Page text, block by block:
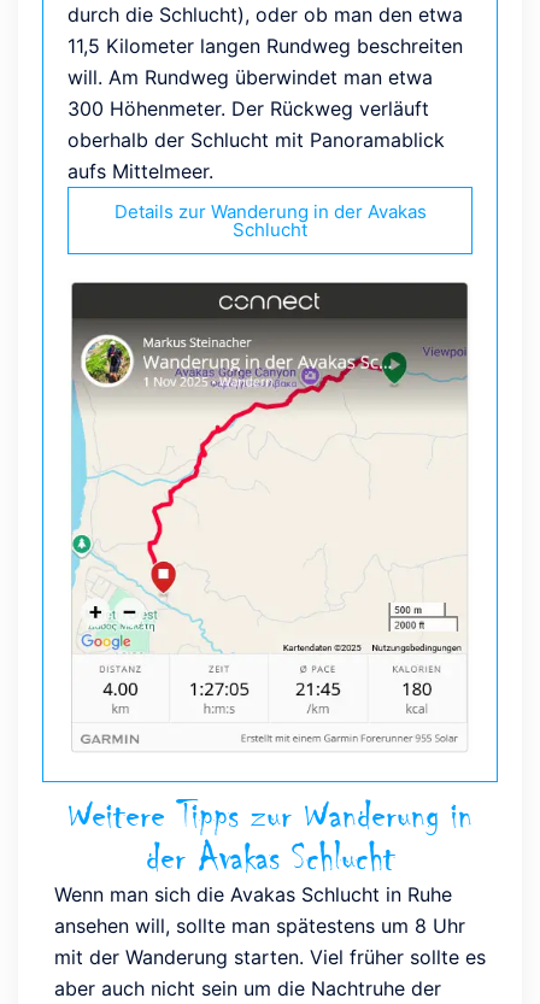
durch die Schlucht), oder ob man den etwa
11,5 Kilometer langen Rundweg beschreiten
will. Am Rundweg überwindet man etwa
300 Höhenmeter. Der Rückweg verläuft
oberhalb der Schlucht mit Panoramablick
aufs Mittelmeer.
Details zur Wanderung in der Avakas
Schlucht
Weitere Tipps zur Wanderung in
der Avakas Schlucht
Wenn man sich die Avakas Schlucht in Ruhe
ansehen will, sollte man spätestens um 8 Uhr
mit der Wanderung starten. Viel früher sollte es
aber auch nicht sein um die Nachtruhe der